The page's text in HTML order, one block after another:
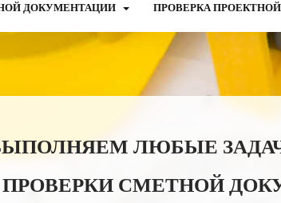
ДОКУМЕНТАЦИИ ПРОВЕРКА
ЛЮБЫЕ
ПРОВЕРКИ СМЕТНОЙ